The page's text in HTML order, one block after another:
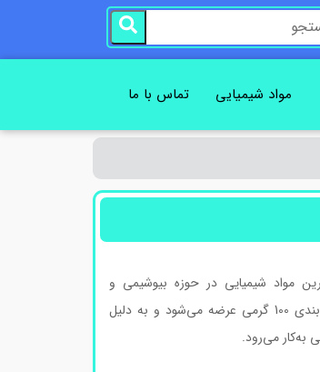
مواد شیمیایی تماس با ما
مواد شیمیایی در حوزه بیوشیمی و
به صورت بسته‌بندی 100 گرمی عرضه می‌شود و به دلیل